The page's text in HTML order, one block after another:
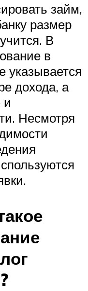
займ,
размер
В
в
указывается
дохода, а
и
Несмотря